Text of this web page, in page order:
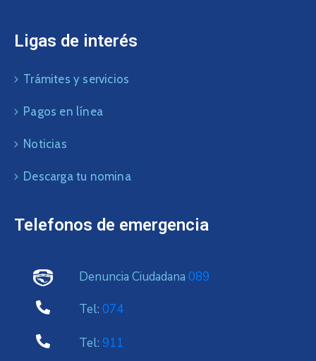
Ligas de interés
Trámites y servicios
Pagos en línea
Noticias
Descarga tu nomina
Telefonos de emergencia
Denuncia Ciudadana 089
Tel: 074
Tel: 911